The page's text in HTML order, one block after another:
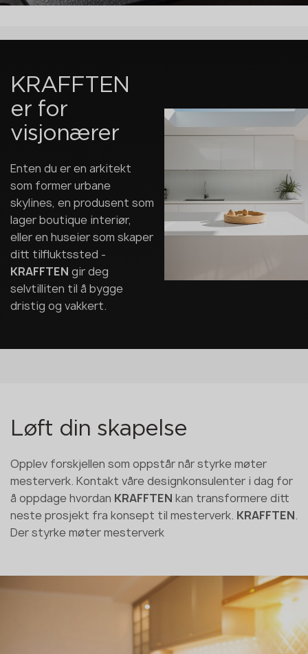
KRAFFTEN
er for
visjonærer
Enten du er en arkitekt
som former urbane
skylines, en produsent som
lager boutique interiør,
eller en huseier som skaper
ditt tilfluktssted -
KRAFFTEN gir deg
selvtilliten til å bygge
dristig og vakkert.
Løft din skapelse
Opplev forskjellen som oppstår når styrke møter
mesterverk. Kontakt våre designkonsulenter i dag for
å oppdage hvordan KRAFFTEN kan transformere ditt
neste prosjekt fra konsept til mesterverk. KRAFFTEN.
Der styrke møter mesterverk